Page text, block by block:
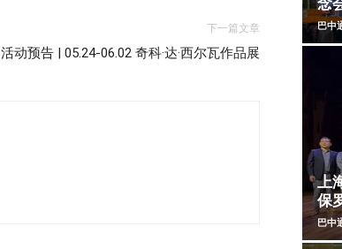
下一篇文章
活动预告 | 05.24-06.02 奇科·达·西尔瓦作品展
巴中
上
保
巴中